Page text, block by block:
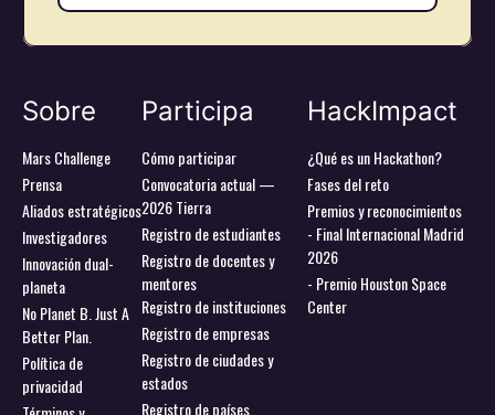
Sobre
Mars Challenge
Prensa
Aliados estratégicos
Investigadores
Innovación dual-
planeta
No Planet B. Just A
Better Plan.
Política de
privacidad
Participa
Cómo participar
Convocatoria actual —
2026 Tierra
Registro de estudiantes
Registro de docentes y
mentores
Registro de instituciones
Registro de empresas
Registro de ciudades y
estados
Registro de países
HackImpact
¿Qué es un Hackathon?
Fases del reto
Premios y reconocimientos
- Final Internacional Madrid
2026
- Premio Houston Space
Center